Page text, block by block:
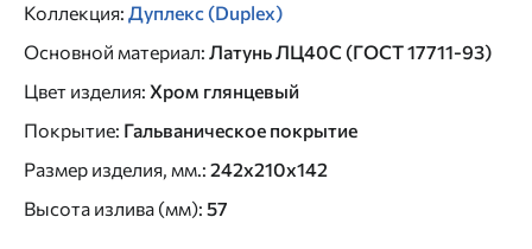
Коллекция: Дуплекс (Duplex)
Основной материал: Латунь ЛЦ40C (ГОСТ 17711-93)
Цвет изделия: Хром глянцевый
Покрытие: Гальваническое покрытие
Размер изделия, мм.: 242x210x142
Высота излива (мм): 57